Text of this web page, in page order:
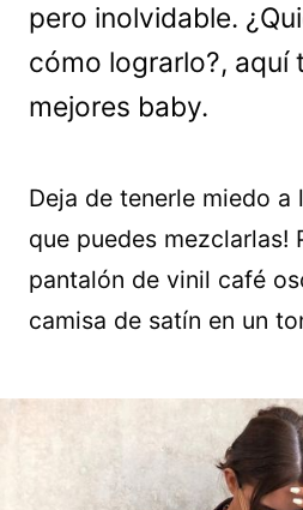
pero inolvidable.
cómo lograrlo?, aquí
mejores baby.
Deja de tenerle miedo a
que puedes mezclarlas!
pantalón de vinil café
camisa de satín en un